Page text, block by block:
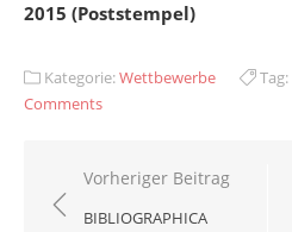
2015 (Poststempel)
Kategorie:Wettbewerbe Tag:
Comments
Beitragsnavigation
Vorheriger Beitrag
BIBLIOGRAPHICA